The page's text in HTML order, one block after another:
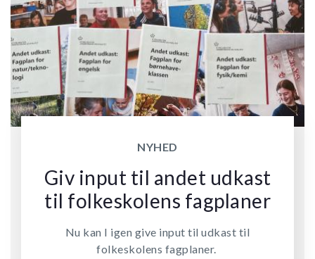
NYHED
Giv input til andet udkast
til folkeskolens fagplaner
Nu kan I igen give input til udkast til
folkeskolens fagplaner.